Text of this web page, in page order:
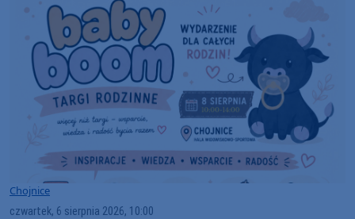
Chojnice
czwartek, 6 sierpnia 2026, 10:00